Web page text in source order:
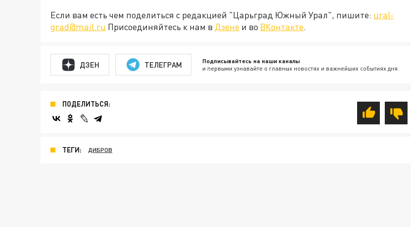
Если вам есть чем поделиться с редакцией "Царьград Южный Урал", пишите: ural-
grad@mail.ru Присоединяйтесь к нам в Дзене и во ВКонтакте.
ДЗЕН ТЕЛЕГРАМ Подписывайтесь на наши каналы
и первыми узнавайте о главных новостях и важнейших событиях дня.
ПОДЕЛИТЬСЯ:
ТЕГИ: ДИБРОВ